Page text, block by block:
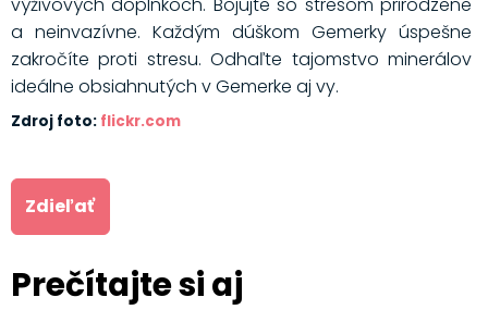
a neinvazívne. Každým dúškom Gemerky úspešne
zakročíte proti stresu. Odhaľte tajomstvo minerálov
ideálne obsiahnutých v Gemerke aj vy.
Zdroj foto: flickr.com
Zdieľať
Prečítajte si aj